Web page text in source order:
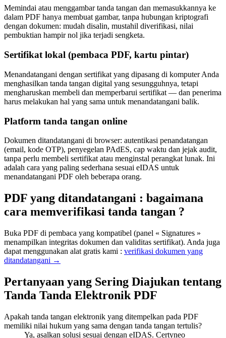
Memindai atau menggambar tanda tangan dan memasukkannya ke
dalam PDF hanya membuat gambar, tanpa hubungan kriptografi
dengan dokumen: mudah disalin, mustahil diverifikasi, nilai
pembuktian hampir nol jika terjadi sengketa.
Sertifikat lokal (pembaca PDF, kartu pintar)
Menandatangani dengan sertifikat yang dipasang di komputer Anda
menghasilkan tanda tangan digital yang sesungguhnya, tetapi
mengharuskan membeli dan memperbarui sertifikat — dan penerima
harus melakukan hal yang sama untuk menandatangani balik.
Platform tanda tangan online
Dokumen ditandatangani di browser: autentikasi penandatangan
(email, kode OTP), penyegelan PAdES, cap waktu dan jejak audit,
tanpa perlu membeli sertifikat atau menginstal perangkat lunak. Ini
adalah cara yang paling sederhana sesuai eIDAS untuk
menandatangani PDF oleh beberapa orang.
PDF yang ditandatangani : bagaimana
cara memverifikasi tanda tangan ?
Buka PDF di pembaca yang kompatibel (panel « Signatures »
menampilkan integritas dokumen dan validitas sertifikat). Anda juga
dapat menggunakan alat gratis kami : verifikasi dokumen yang
ditandatangani →
Pertanyaan yang Sering Diajukan tentang
Tanda Tanda Elektronik PDF
Apakah tanda tangan elektronik yang ditempelkan pada PDF
memiliki nilai hukum yang sama dengan tanda tangan tertulis?
Ya, asalkan solusi sesuai dengan eIDAS. Certyneo